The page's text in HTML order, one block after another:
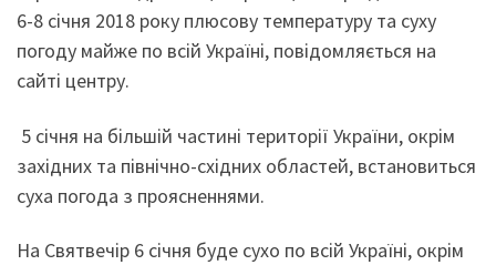
6-8 січня 2018 року плюсову температуру та суху
погоду майже по всій Україні, повідомляється на
сайті центру.
5 січня на більшій частині території України, окрім
західних та північно-східних областей, встановиться
суха погода з проясненнями.
На Святвечір 6 січня буде сухо по всій Україні, окрім